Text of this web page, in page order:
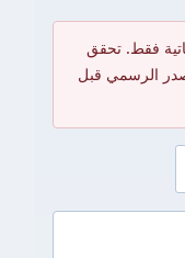
فقط. تحقق
الرسمي قبل